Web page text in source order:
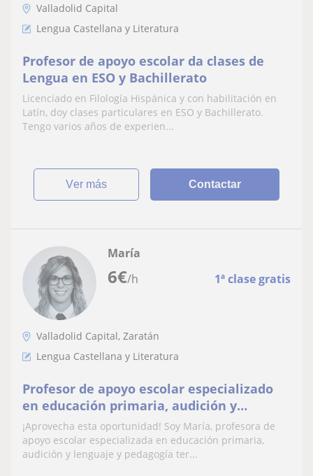
Valladolid Capital
Lengua Castellana y Literatura
Profesor de apoyo escolar da clases de
Lengua en ESO y Bachillerato
Licenciado en Filología Hispánica y con habilitación en
Latín, doy clases particulares en ESO y Bachillerato.
Tengo varios años de experien...
ver más Contactar
6€/h 1ª clase gratis
María
Valladolid Capital, Zaratán
Lengua Castellana y Literatura
Profesor de apoyo escolar especializado
en educación primaria, audición y
lenguaje y pedagogía terapéutica en
clases para niños de forma online o
presencial
¡Aprovecha esta oportunidad! Soy María, profesora de
apoyo escolar especializada en educación primaria,
audición y lenguaje y pedagogía ter...